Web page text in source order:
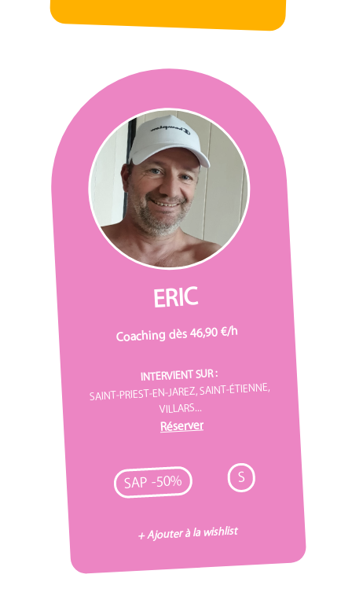
ERIC
Coaching dès 46,90 €/h
INTERVIENT SUR :
SAINT-PRIEST-EN-JAREZ, SAINT-ÉTIENNE,
VILLARS...
Réserver
SAP -50% S
+ Ajouter à la wishlist